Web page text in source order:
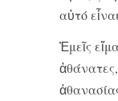
αὐτό
Ἐμεῖς